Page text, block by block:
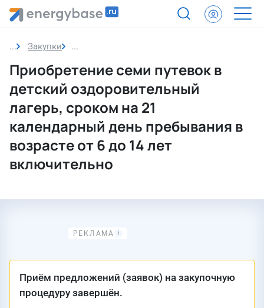
Закупки Закупка
Приобретение семи путевок в
детский оздоровительный
лагерь, сроком на 21
календарный день пребывания в
возрасте от 6 до 14 лет
включительно
Приём предложений (заявок) на закупочную
процедуру завершён.